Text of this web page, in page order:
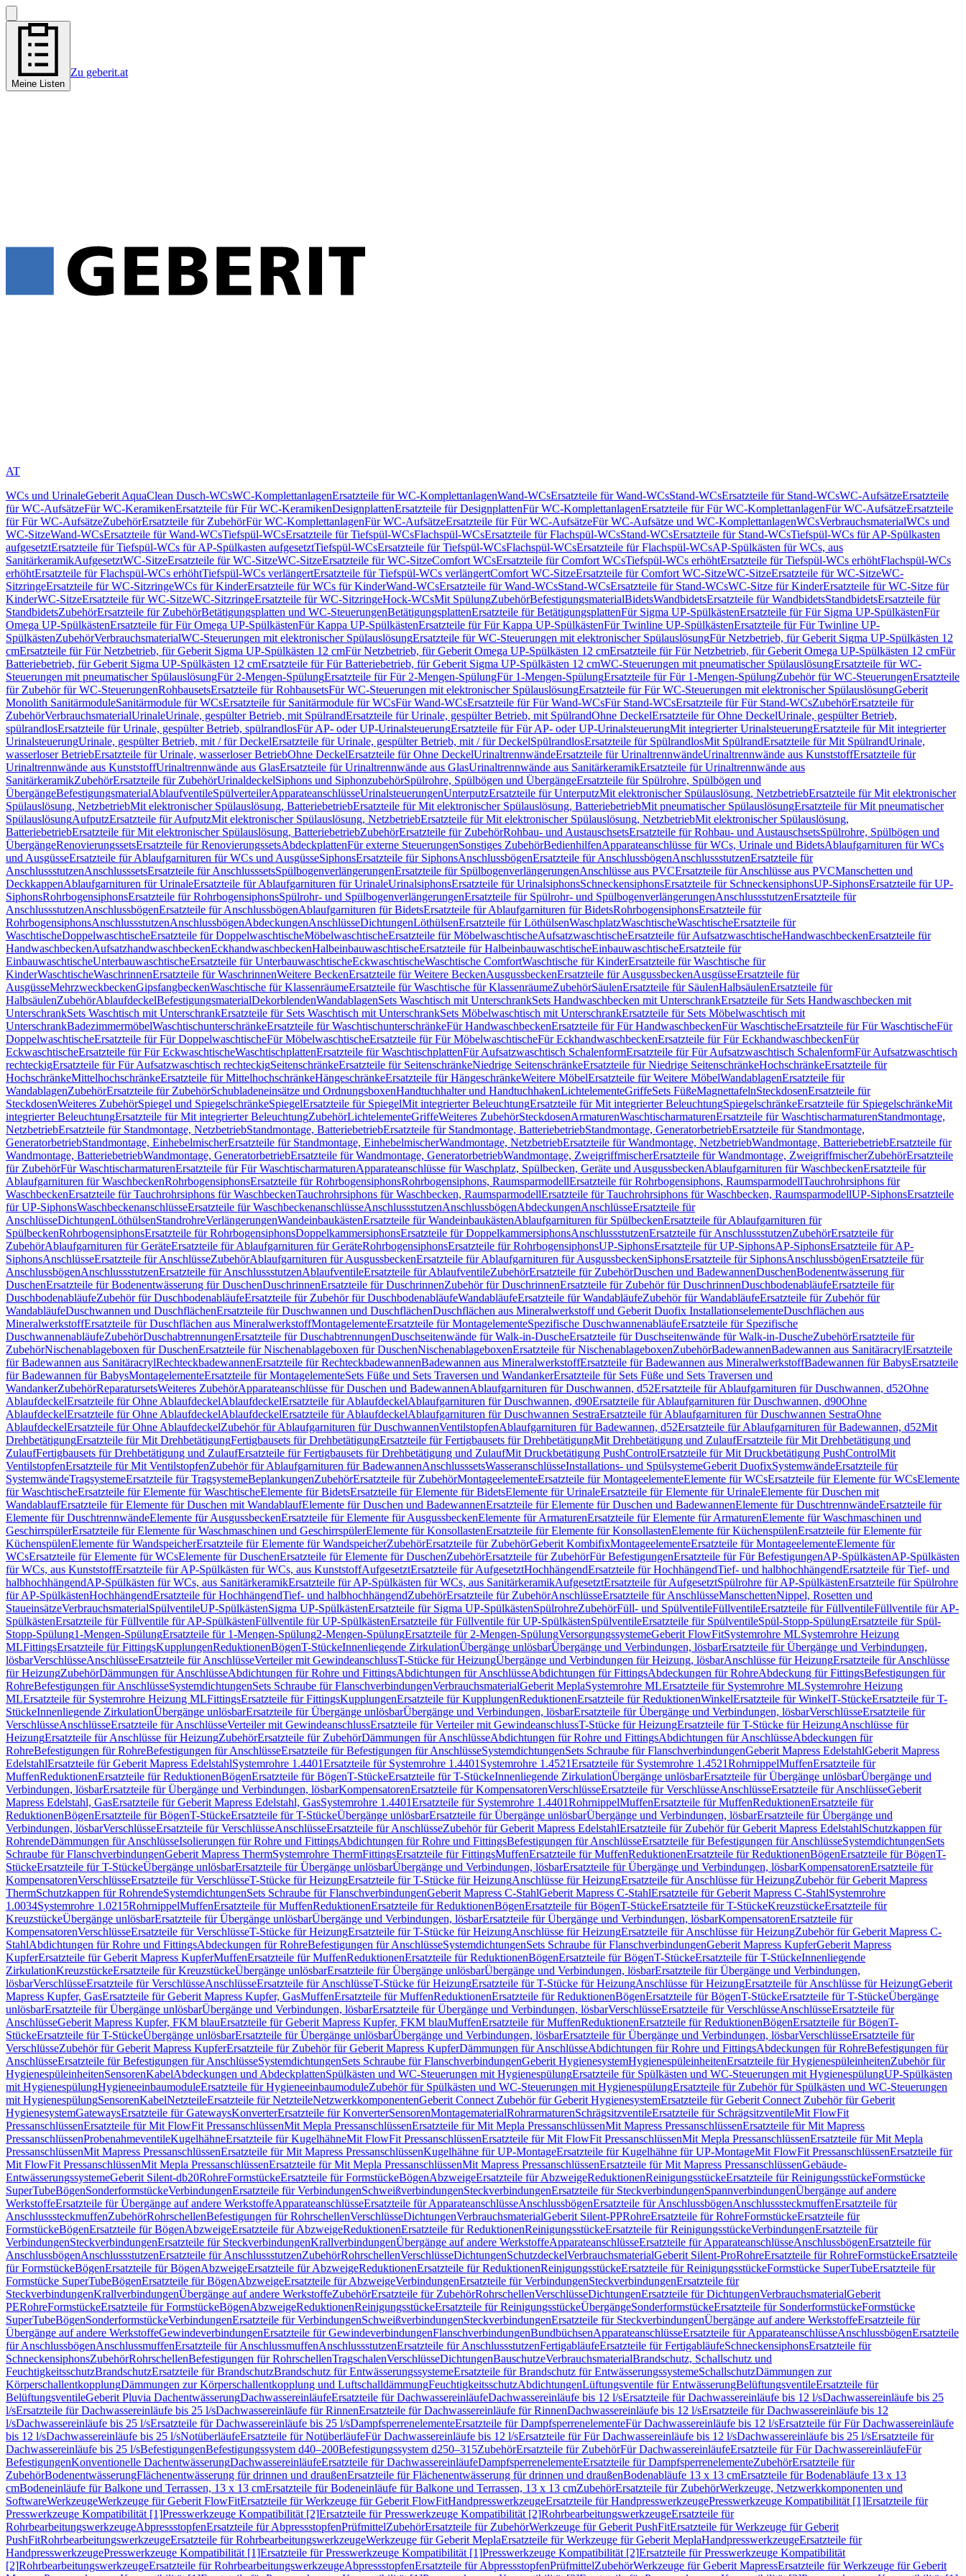
Meine Listen
Zu geberit.at
AT
WCs und UrinaleGeberit AquaClean Dusch-WCsWC-KomplettanlagenErsatzteile für WC-KomplettanlagenWand-WCsErsatzteile für Wand-WCsStand-WCsErsatzteile für Stand-WCsWC-AufsätzeErsatzteile
für WC-AufsätzeFür WC-KeramikenErsatzteile für Für WC-KeramikenDesignplattenErsatzteile für DesignplattenFür WC-KomplettanlagenErsatzteile für Für WC-KomplettanlagenFür WC-AufsätzeErsatzteile
für Für WC-AufsätzeZubehörErsatzteile für ZubehörFür WC-KomplettanlagenFür WC-AufsätzeErsatzteile für Für WC-AufsätzeFür WC-Aufsätze und WC-KomplettanlagenWCsVerbrauchsmaterialWCs und
WC-SitzeWand-WCsErsatzteile für Wand-WCsTiefspül-WCsErsatzteile für Tiefspül-WCsFlachspül-WCsErsatzteile für Flachspül-WCsStand-WCsErsatzteile für Stand-WCsTiefspül-WCs für AP-Spülkasten
aufgesetztErsatzteile für Tiefspül-WCs für AP-Spülkasten aufgesetztTiefspül-WCsErsatzteile für Tiefspül-WCsFlachspül-WCsErsatzteile für Flachspül-WCsAP-Spülkästen für WCs, aus
SanitärkeramikAufgesetztWC-SitzeErsatzteile für WC-SitzeWC-SitzeErsatzteile für WC-SitzeComfort WCsErsatzteile für Comfort WCsTiefspül-WCs erhöhtErsatzteile für Tiefspül-WCs erhöhtFlachspül-WCs
erhöhtErsatzteile für Flachspül-WCs erhöhtTiefspül-WCs verlängertErsatzteile für Tiefspül-WCs verlängertComfort WC-SitzeErsatzteile für Comfort WC-SitzeWC-SitzeErsatzteile für WC-SitzeWC-
SitzringeErsatzteile für WC-SitzringeWCs für KinderErsatzteile für WCs für KinderWand-WCsErsatzteile für Wand-WCsStand-WCsErsatzteile für Stand-WCsWC-Sitze für KinderErsatzteile für WC-Sitze für
KinderWC-SitzeErsatzteile für WC-SitzeWC-SitzringeErsatzteile für WC-SitzringeHock-WCsMit SpülungZubehörBefestigungsmaterialBidetsWandbidetsErsatzteile für WandbidetsStandbidetsErsatzteile für
StandbidetsZubehörErsatzteile für ZubehörBetätigungsplatten und WC-SteuerungenBetätigungsplattenErsatzteile für BetätigungsplattenFür Sigma UP-SpülkästenErsatzteile für Für Sigma UP-SpülkästenFür
Omega UP-SpülkästenErsatzteile für Für Omega UP-SpülkästenFür Kappa UP-SpülkästenErsatzteile für Für Kappa UP-SpülkästenFür Twinline UP-SpülkästenErsatzteile für Für Twinline UP-
SpülkästenZubehörVerbrauchsmaterialWC-Steuerungen mit elektronischer SpülauslösungErsatzteile für WC-Steuerungen mit elektronischer SpülauslösungFür Netzbetrieb, für Geberit Sigma UP-Spülkästen 12
cmErsatzteile für Für Netzbetrieb, für Geberit Sigma UP-Spülkästen 12 cmFür Netzbetrieb, für Geberit Omega UP-Spülkästen 12 cmErsatzteile für Für Netzbetrieb, für Geberit Omega UP-Spülkästen 12 cmFür
Batteriebetrieb, für Geberit Sigma UP-Spülkästen 12 cmErsatzteile für Für Batteriebetrieb, für Geberit Sigma UP-Spülkästen 12 cmWC-Steuerungen mit pneumatischer SpülauslösungErsatzteile für WC-
Steuerungen mit pneumatischer SpülauslösungFür 2-Mengen-SpülungErsatzteile für Für 2-Mengen-SpülungFür 1-Mengen-SpülungErsatzteile für Für 1-Mengen-SpülungZubehör für WC-SteuerungenErsatzteile
für Zubehör für WC-SteuerungenRohbausetsErsatzteile für RohbausetsFür WC-Steuerungen mit elektronischer SpülauslösungErsatzteile für Für WC-Steuerungen mit elektronischer SpülauslösungGeberit
Monolith SanitärmoduleSanitärmodule für WCsErsatzteile für Sanitärmodule für WCsFür Wand-WCsErsatzteile für Für Wand-WCsFür Stand-WCsErsatzteile für Für Stand-WCsZubehörErsatzteile für
ZubehörVerbrauchsmaterialUrinaleUrinale, gespülter Betrieb, mit SpülrandErsatzteile für Urinale, gespülter Betrieb, mit SpülrandOhne DeckelErsatzteile für Ohne DeckelUrinale, gespülter Betrieb,
spülrandlosErsatzteile für Urinale, gespülter Betrieb, spülrandlosFür AP- oder UP-UrinalsteuerungErsatzteile für Für AP- oder UP-UrinalsteuerungMit integrierter UrinalsteuerungErsatzteile für Mit integrierter
UrinalsteuerungUrinale, gespülter Betrieb, mit / für DeckelErsatzteile für Urinale, gespülter Betrieb, mit / für DeckelSpülrandlosErsatzteile für SpülrandlosMit SpülrandErsatzteile für Mit SpülrandUrinale,
wasserloser BetriebErsatzteile für Urinale, wasserloser BetriebOhne DeckelErsatzteile für Ohne DeckelUrinaltrennwändeErsatzteile für UrinaltrennwändeUrinaltrennwände aus KunststoffErsatzteile für
Urinaltrennwände aus KunststoffUrinaltrennwände aus GlasErsatzteile für Urinaltrennwände aus GlasUrinaltrennwände aus SanitärkeramikErsatzteile für Urinaltrennwände aus
SanitärkeramikZubehörErsatzteile für ZubehörUrinaldeckelSiphons und SiphonzubehörSpülrohre, Spülbögen und ÜbergängeErsatzteile für Spülrohre, Spülbögen und
ÜbergängeBefestigungsmaterialAblaufventileSpülverteilerApparateanschlüsseUrinalsteuerungenUnterputzErsatzteile für UnterputzMit elektronischer Spülauslösung, NetzbetriebErsatzteile für Mit elektronischer
Spülauslösung, NetzbetriebMit elektronischer Spülauslösung, BatteriebetriebErsatzteile für Mit elektronischer Spülauslösung, BatteriebetriebMit pneumatischer SpülauslösungErsatzteile für Mit pneumatischer
SpülauslösungAufputzErsatzteile für AufputzMit elektronischer Spülauslösung, NetzbetriebErsatzteile für Mit elektronischer Spülauslösung, NetzbetriebMit elektronischer Spülauslösung,
BatteriebetriebErsatzteile für Mit elektronischer Spülauslösung, BatteriebetriebZubehörErsatzteile für ZubehörRohbau- und AustauschsetsErsatzteile für Rohbau- und AustauschsetsSpülrohre, Spülbögen und
ÜbergängeRenovierungssetsErsatzteile für RenovierungssetsAbdeckplattenFür externe SteuerungenSonstiges ZubehörBedienhilfenApparateanschlüsse für WCs, Urinale und BidetsAblaufgarnituren für WCs
und AusgüsseErsatzteile für Ablaufgarnituren für WCs und AusgüsseSiphonsErsatzteile für SiphonsAnschlussbögenErsatzteile für AnschlussbögenAnschlussstutzenErsatzteile für
AnschlussstutzenAnschlusssetsErsatzteile für AnschlusssetsSpülbogenverlängerungenErsatzteile für SpülbogenverlängerungenAnschlüsse aus PVCErsatzteile für Anschlüsse aus PVCManschetten und
DeckkappenAblaufgarnituren für UrinaleErsatzteile für Ablaufgarnituren für UrinaleUrinalsiphonsErsatzteile für UrinalsiphonsSchneckensiphonsErsatzteile für SchneckensiphonsUP-SiphonsErsatzteile für UP-
SiphonsRohrbogensiphonsErsatzteile für RohrbogensiphonsSpülrohr- und SpülbogenverlängerungenErsatzteile für Spülrohr- und SpülbogenverlängerungenAnschlussstutzenErsatzteile für
AnschlussstutzenAnschlussbögenErsatzteile für AnschlussbögenAblaufgarnituren für BidetsErsatzteile für Ablaufgarnituren für BidetsRohrbogensiphonsErsatzteile für
RohrbogensiphonsAnschlussstutzenAnschlussbögenAbdeckungenAnschlüsseDichtungenLöthülsenErsatzteile für LöthülsenWaschplatzWaschtischeWaschtischeErsatzteile für
WaschtischeDoppelwaschtischeErsatzteile für DoppelwaschtischeMöbelwaschtischeErsatzteile für MöbelwaschtischeAufsatzwaschtischeErsatzteile für AufsatzwaschtischeHandwaschbeckenErsatzteile für
HandwaschbeckenAufsatzhandwaschbeckenEckhandwaschbeckenHalbeinbauwaschtischeErsatzteile für HalbeinbauwaschtischeEinbauwaschtischeErsatzteile für
EinbauwaschtischeUnterbauwaschtischeErsatzteile für UnterbauwaschtischeEckwaschtischeWaschtische ComfortWaschtische für KinderErsatzteile für Waschtische für
KinderWaschtischeWaschrinnenErsatzteile für WaschrinnenWeitere BeckenErsatzteile für Weitere BeckenAusgussbeckenErsatzteile für AusgussbeckenAusgüsseErsatzteile für
AusgüsseMehrzweckbeckenGipsfangbeckenWaschtische für KlassenräumeErsatzteile für Waschtische für KlassenräumeZubehörSäulenErsatzteile für SäulenHalbsäulenErsatzteile für
HalbsäulenZubehörAblaufdeckelBefestigungsmaterialDekorblendenWandablagenSets Waschtisch mit UnterschrankSets Handwaschbecken mit UnterschrankErsatzteile für Sets Handwaschbecken mit
UnterschrankSets Waschtisch mit UnterschrankErsatzteile für Sets Waschtisch mit UnterschrankSets Möbelwaschtisch mit UnterschrankErsatzteile für Sets Möbelwaschtisch mit
UnterschrankBadezimmermöbelWaschtischunterschränkeErsatzteile für WaschtischunterschränkeFür HandwaschbeckenErsatzteile für Für HandwaschbeckenFür WaschtischeErsatzteile für Für WaschtischeFür
DoppelwaschtischeErsatzteile für Für DoppelwaschtischeFür MöbelwaschtischeErsatzteile für Für MöbelwaschtischeFür EckhandwaschbeckenErsatzteile für Für EckhandwaschbeckenFür
EckwaschtischeErsatzteile für Für EckwaschtischeWaschtischplattenErsatzteile für WaschtischplattenFür Aufsatzwaschtisch SchalenformErsatzteile für Für Aufsatzwaschtisch SchalenformFür Aufsatzwaschtisch
rechteckigErsatzteile für Für Aufsatzwaschtisch rechteckigSeitenschränkeErsatzteile für SeitenschränkeNiedrige SeitenschränkeErsatzteile für Niedrige SeitenschränkeHochschränkeErsatzteile für
HochschränkeMittelhochschränkeErsatzteile für MittelhochschränkeHängeschränkeErsatzteile für HängeschränkeWeitere MöbelErsatzteile für Weitere MöbelWandablagenErsatzteile für
WandablagenZubehörErsatzteile für ZubehörSchubladeneinsätze und OrdnungsboxenHandtuchhalter und HandtuchhakenLichtelementeGriffeSets FüßeMagnettafelnSteckdosenErsatzteile für
SteckdosenWeiteres ZubehörSpiegel und SpiegelschränkeSpiegelErsatzteile für SpiegelMit integrierter BeleuchtungErsatzteile für Mit integrierter BeleuchtungSpiegelschränkeErsatzteile für SpiegelschränkeMit
integrierter BeleuchtungErsatzteile für Mit integrierter BeleuchtungZubehörLichtelementeGriffeWeiteres ZubehörSteckdosenArmaturenWaschtischarmaturenErsatzteile für WaschtischarmaturenStandmontage,
NetzbetriebErsatzteile für Standmontage, NetzbetriebStandmontage, BatteriebetriebErsatzteile für Standmontage, BatteriebetriebStandmontage, GeneratorbetriebErsatzteile für Standmontage,
GeneratorbetriebStandmontage, EinhebelmischerErsatzteile für Standmontage, EinhebelmischerWandmontage, NetzbetriebErsatzteile für Wandmontage, NetzbetriebWandmontage, BatteriebetriebErsatzteile für
Wandmontage, BatteriebetriebWandmontage, GeneratorbetriebErsatzteile für Wandmontage, GeneratorbetriebWandmontage, ZweigriffmischerErsatzteile für Wandmontage, ZweigriffmischerZubehörErsatzteile
für ZubehörFür WaschtischarmaturenErsatzteile für Für WaschtischarmaturenApparateanschlüsse für Waschplatz, Spülbecken, Geräte und AusgussbeckenAblaufgarnituren für WaschbeckenErsatzteile für
Ablaufgarnituren für WaschbeckenRohrbogensiphonsErsatzteile für RohrbogensiphonsRohrbogensiphons, RaumsparmodellErsatzteile für Rohrbogensiphons, RaumsparmodellTauchrohrsiphons für
WaschbeckenErsatzteile für Tauchrohrsiphons für WaschbeckenTauchrohrsiphons für Waschbecken, RaumsparmodellErsatzteile für Tauchrohrsiphons für Waschbecken, RaumsparmodellUP-SiphonsErsatzteile
für UP-SiphonsWaschbeckenanschlüsseErsatzteile für WaschbeckenanschlüsseAnschlussstutzenAnschlussbögenAbdeckungenAnschlüsseErsatzteile für
AnschlüsseDichtungenLöthülsenStandrohreVerlängerungenWandeinbaukästenErsatzteile für WandeinbaukästenAblaufgarnituren für SpülbeckenErsatzteile für Ablaufgarnituren für
SpülbeckenRohrbogensiphonsErsatzteile für RohrbogensiphonsDoppelkammersiphonsErsatzteile für DoppelkammersiphonsAnschlussstutzenErsatzteile für AnschlussstutzenZubehörErsatzteile für
ZubehörAblaufgarnituren für GeräteErsatzteile für Ablaufgarnituren für GeräteRohrbogensiphonsErsatzteile für RohrbogensiphonsUP-SiphonsErsatzteile für UP-SiphonsAP-SiphonsErsatzteile für AP-
SiphonsAnschlüsseErsatzteile für AnschlüsseZubehörAblaufgarnituren für AusgussbeckenErsatzteile für Ablaufgarnituren für AusgussbeckenSiphonsErsatzteile für SiphonsAnschlussbögenErsatzteile für
AnschlussbögenAnschlussstutzenErsatzteile für AnschlussstutzenAblaufventileErsatzteile für AblaufventileZubehörErsatzteile für ZubehörDuschen und BadewannenDuschenBodenentwässerung für
DuschenErsatzteile für Bodenentwässerung für DuschenDuschrinnenErsatzteile für DuschrinnenZubehör für DuschrinnenErsatzteile für Zubehör für DuschrinnenDuschbodenabläufeErsatzteile für
DuschbodenabläufeZubehör für DuschbodenabläufeErsatzteile für Zubehör für DuschbodenabläufeWandabläufeErsatzteile für WandabläufeZubehör für WandabläufeErsatzteile für Zubehör für
WandabläufeDuschwannen und DuschflächenErsatzteile für Duschwannen und DuschflächenDuschflächen aus Mineralwerkstoff und Geberit Duofix InstallationselementeDuschflächen aus
MineralwerkstoffErsatzteile für Duschflächen aus MineralwerkstoffMontagelementeErsatzteile für MontagelementeSpezifische DuschwannenabläufeErsatzteile für Spezifische
DuschwannenabläufeZubehörDuschabtrennungenErsatzteile für DuschabtrennungenDuschseitenwände für Walk-in-DuscheErsatzteile für Duschseitenwände für Walk-in-DuscheZubehörErsatzteile für
ZubehörNischenablageboxen für DuschenErsatzteile für Nischenablageboxen für DuschenNischenablageboxenErsatzteile für NischenablageboxenZubehörBadewannenBadewannen aus SanitäracrylErsatzteile
für Badewannen aus SanitäracrylRechteckbadewannenErsatzteile für RechteckbadewannenBadewannen aus MineralwerkstoffErsatzteile für Badewannen aus MineralwerkstoffBadewannen für BabysErsatzteile
für Badewannen für BabysMontagelementeErsatzteile für MontagelementeSets Füße und Sets Traversen und WandankerErsatzteile für Sets Füße und Sets Traversen und
WandankerZubehörReparatursetsWeiteres ZubehörApparateanschlüsse für Duschen und BadewannenAblaufgarnituren für Duschwannen, d52Ersatzteile für Ablaufgarnituren für Duschwannen, d52Ohne
AblaufdeckelErsatzteile für Ohne AblaufdeckelAblaufdeckelErsatzteile für AblaufdeckelAblaufgarnituren für Duschwannen, d90Ersatzteile für Ablaufgarnituren für Duschwannen, d90Ohne
AblaufdeckelErsatzteile für Ohne AblaufdeckelAblaufdeckelErsatzteile für AblaufdeckelAblaufgarnituren für Duschwannen SestraErsatzteile für Ablaufgarnituren für Duschwannen SestraOhne
AblaufdeckelErsatzteile für Ohne AblaufdeckelZubehör für Ablaufgarnituren für DuschwannenVentilstopfenAblaufgarnituren für Badewannen, d52Ersatzteile für Ablaufgarnituren für Badewannen, d52Mit
DrehbetätigungErsatzteile für Mit DrehbetätigungFertigbausets für DrehbetätigungErsatzteile für Fertigbausets für DrehbetätigungMit Drehbetätigung und ZulaufErsatzteile für Mit Drehbetätigung und
ZulaufFertigbausets für Drehbetätigung und ZulaufErsatzteile für Fertigbausets für Drehbetätigung und ZulaufMit Druckbetätigung PushControlErsatzteile für Mit Druckbetätigung PushControlMit
VentilstopfenErsatzteile für Mit VentilstopfenZubehör für Ablaufgarnituren für BadewannenAnschlusssetsWasseranschlüsseInstallations- und SpülsystemeGeberit DuofixSystemwändeErsatzteile für
SystemwändeTragsystemeErsatzteile für TragsystemeBeplankungenZubehörErsatzteile für ZubehörMontageelementeErsatzteile für MontageelementeElemente für WCsErsatzteile für Elemente für WCsElemente
für WaschtischeErsatzteile für Elemente für WaschtischeElemente für BidetsErsatzteile für Elemente für BidetsElemente für UrinaleErsatzteile für Elemente für UrinaleElemente für Duschen mit
WandablaufErsatzteile für Elemente für Duschen mit WandablaufElemente für Duschen und BadewannenErsatzteile für Elemente für Duschen und BadewannenElemente für DuschtrennwändeErsatzteile für
Elemente für DuschtrennwändeElemente für AusgussbeckenErsatzteile für Elemente für AusgussbeckenElemente für ArmaturenErsatzteile für Elemente für ArmaturenElemente für Waschmaschinen und
GeschirrspülerErsatzteile für Elemente für Waschmaschinen und GeschirrspülerElemente für KonsollastenErsatzteile für Elemente für KonsollastenElemente für KüchenspülenErsatzteile für Elemente für
KüchenspülenElemente für WandspeicherErsatzteile für Elemente für WandspeicherZubehörErsatzteile für ZubehörGeberit KombifixMontageelementeErsatzteile für MontageelementeElemente für
WCsErsatzteile für Elemente für WCsElemente für DuschenErsatzteile für Elemente für DuschenZubehörErsatzteile für ZubehörFür BefestigungenErsatzteile für Für BefestigungenAP-SpülkästenAP-Spülkästen
für WCs, aus KunststoffErsatzteile für AP-Spülkästen für WCs, aus KunststoffAufgesetztErsatzteile für AufgesetztHochhängendErsatzteile für HochhängendTief- und halbhochhängendErsatzteile für Tief- und
halbhochhängendAP-Spülkästen für WCs, aus SanitärkeramikErsatzteile für AP-Spülkästen für WCs, aus SanitärkeramikAufgesetztErsatzteile für AufgesetztSpülrohre für AP-SpülkästenErsatzteile für Spülrohre
für AP-SpülkästenHochhängendErsatzteile für HochhängendTief- und halbhochhängendZubehörErsatzteile für ZubehörAnschlüsseErsatzteile für AnschlüsseManschettenNippel, Rosetten und
StaueinsätzeVerbrauchsmaterialSpülventileUP-SpülkästenSigma UP-SpülkästenErsatzteile für Sigma UP-SpülkästenSpülrohreZubehörFüll- und SpülventileFüllventileErsatzteile für FüllventileFüllventile für AP-
SpülkästenErsatzteile für Füllventile für AP-SpülkästenFüllventile für UP-SpülkästenErsatzteile für Füllventile für UP-SpülkästenSpülventileErsatzteile für SpülventileSpül-Stopp-SpülungErsatzteile für Spül-
Stopp-Spülung1-Mengen-SpülungErsatzteile für 1-Mengen-Spülung2-Mengen-SpülungErsatzteile für 2-Mengen-SpülungVersorgungssystemeGeberit FlowFitSystemrohre MLSystemrohre Heizung
MLFittingsErsatzteile für FittingsKupplungenReduktionenBögenT-StückeInnenliegende ZirkulationÜbergänge unlösbarÜbergänge und Verbindungen, lösbarErsatzteile für Übergänge und Verbindungen,
lösbarVerschlüsseAnschlüsseErsatzteile für AnschlüsseVerteiler mit GewindeanschlussT-Stücke für HeizungÜbergänge und Verbindungen für Heizung, lösbarAnschlüsse für HeizungErsatzteile für Anschlüsse
für HeizungZubehörDämmungen für AnschlüsseAbdichtungen für Rohre und FittingsAbdichtungen für AnschlüsseAbdichtungen für FittingsAbdeckungen für RohreAbdeckung für FittingsBefestigungen für
RohreBefestigungen für AnschlüsseSystemdichtungenSets Schraube für FlanschverbindungenVerbrauchsmaterialGeberit MeplaSystemrohre MLErsatzteile für Systemrohre MLSystemrohre Heizung
MLErsatzteile für Systemrohre Heizung MLFittingsErsatzteile für FittingsKupplungenErsatzteile für KupplungenReduktionenErsatzteile für ReduktionenWinkelErsatzteile für WinkelT-StückeErsatzteile für T-
StückeInnenliegende ZirkulationÜbergänge unlösbarErsatzteile für Übergänge unlösbarÜbergänge und Verbindungen, lösbarErsatzteile für Übergänge und Verbindungen, lösbarVerschlüsseErsatzteile für
VerschlüsseAnschlüsseErsatzteile für AnschlüsseVerteiler mit GewindeanschlussErsatzteile für Verteiler mit GewindeanschlussT-Stücke für HeizungErsatzteile für T-Stücke für HeizungAnschlüsse für
HeizungErsatzteile für Anschlüsse für HeizungZubehörErsatzteile für ZubehörDämmungen für AnschlüsseAbdichtungen für Rohre und FittingsAbdichtungen für AnschlüsseAbdeckungen für
RohreBefestigungen für RohreBefestigungen für AnschlüsseErsatzteile für Befestigungen für AnschlüsseSystemdichtungenSets Schraube für FlanschverbindungenGeberit Mapress EdelstahlGeberit Mapress
EdelstahlErsatzteile für Geberit Mapress EdelstahlSystemrohre 1.4401Ersatzteile für Systemrohre 1.4401 Systemrohre 1.4521Ersatzteile für Systemrohre 1.4521RohrnippelMuffenErsatzteile für
MuffenReduktionenErsatzteile für ReduktionenBögenErsatzteile für BögenT-StückeErsatzteile für T-StückeInnenliegende ZirkulationÜbergänge unlösbarErsatzteile für Übergänge unlösbarÜbergänge und
Verbindungen, lösbarErsatzteile für Übergänge und Verbindungen, lösbarKompensatorenErsatzteile für KompensatorenVerschlüsseErsatzteile für VerschlüsseAnschlüsseErsatzteile für AnschlüsseGeberit
Mapress Edelstahl, GasErsatzteile für Geberit Mapress Edelstahl, GasSystemrohre 1.4401Ersatzteile für Systemrohre 1.4401RohrnippelMuffenErsatzteile für MuffenReduktionenErsatzteile für
ReduktionenBögenErsatzteile für BögenT-StückeErsatzteile für T-StückeÜbergänge unlösbarErsatzteile für Übergänge unlösbarÜbergänge und Verbindungen, lösbarErsatzteile für Übergänge und
Verbindungen, lösbarVerschlüsseErsatzteile für VerschlüsseAnschlüsseErsatzteile für AnschlüsseZubehör für Geberit Mapress EdelstahlErsatzteile für Zubehör für Geberit Mapress EdelstahlSchutzkappen für
RohrendeDämmungen für AnschlüsseIsolierungen für Rohre und FittingsAbdichtungen für Rohre und FittingsBefestigungen für AnschlüsseErsatzteile für Befestigungen für AnschlüsseSystemdichtungenSets
Schraube für FlanschverbindungenGeberit Mapress ThermSystemrohre ThermFittingsErsatzteile für FittingsMuffenErsatzteile für MuffenReduktionenErsatzteile für ReduktionenBögenErsatzteile für BögenT-
StückeErsatzteile für T-StückeÜbergänge unlösbarErsatzteile für Übergänge unlösbarÜbergänge und Verbindungen, lösbarErsatzteile für Übergänge und Verbindungen, lösbarKompensatorenErsatzteile für
KompensatorenVerschlüsseErsatzteile für VerschlüsseT-Stücke für HeizungErsatzteile für T-Stücke für HeizungAnschlüsse für HeizungErsatzteile für Anschlüsse für HeizungZubehör für Geberit Mapress
ThermSchutzkappen für RohrendeSystemdichtungenSets Schraube für FlanschverbindungenGeberit Mapress C-StahlGeberit Mapress C-StahlErsatzteile für Geberit Mapress C-StahlSystemrohre
1.0034Systemrohre 1.0215RohrnippelMuffenErsatzteile für MuffenReduktionenErsatzteile für ReduktionenBögenErsatzteile für BögenT-StückeErsatzteile für T-StückeKreuzstückeErsatzteile für
KreuzstückeÜbergänge unlösbarErsatzteile für Übergänge unlösbarÜbergänge und Verbindungen, lösbarErsatzteile für Übergänge und Verbindungen, lösbarKompensatorenErsatzteile für
KompensatorenVerschlüsseErsatzteile für VerschlüsseT-Stücke für HeizungErsatzteile für T-Stücke für HeizungAnschlüsse für HeizungErsatzteile für Anschlüsse für HeizungZubehör für Geberit Mapress C-
StahlAbdichtungen für Rohre und FittingsAbdeckungen für RohreBefestigungen für AnschlüsseSystemdichtungenSets Schraube für FlanschverbindungenGeberit Mapress KupferGeberit Mapress
KupferErsatzteile für Geberit Mapress KupferMuffenErsatzteile für MuffenReduktionenErsatzteile für ReduktionenBögenErsatzteile für BögenT-StückeErsatzteile für T-StückeInnenliegende
ZirkulationKreuzstückeErsatzteile für KreuzstückeÜbergänge unlösbarErsatzteile für Übergänge unlösbarÜbergänge und Verbindungen, lösbarErsatzteile für Übergänge und Verbindungen,
lösbarVerschlüsseErsatzteile für VerschlüsseAnschlüsseErsatzteile für AnschlüsseT-Stücke für HeizungErsatzteile für T-Stücke für HeizungAnschlüsse für HeizungErsatzteile für Anschlüsse für HeizungGeberit
Mapress Kupfer, GasErsatzteile für Geberit Mapress Kupfer, GasMuffenErsatzteile für MuffenReduktionenErsatzteile für ReduktionenBögenErsatzteile für BögenT-StückeErsatzteile für T-StückeÜbergänge
unlösbarErsatzteile für Übergänge unlösbarÜbergänge und Verbindungen, lösbarErsatzteile für Übergänge und Verbindungen, lösbarVerschlüsseErsatzteile für VerschlüsseAnschlüsseErsatzteile für
AnschlüsseGeberit Mapress Kupfer, FKM blauErsatzteile für Geberit Mapress Kupfer, FKM blauMuffenErsatzteile für MuffenReduktionenErsatzteile für ReduktionenBögenErsatzteile für BögenT-
StückeErsatzteile für T-StückeÜbergänge unlösbarErsatzteile für Übergänge unlösbarÜbergänge und Verbindungen, lösbarErsatzteile für Übergänge und Verbindungen, lösbarVerschlüsseErsatzteile für
VerschlüsseZubehör für Geberit Mapress KupferErsatzteile für Zubehör für Geberit Mapress KupferDämmungen für AnschlüsseAbdichtungen für Rohre und FittingsAbdeckungen für RohreBefestigungen für
AnschlüsseErsatzteile für Befestigungen für AnschlüsseSystemdichtungenSets Schraube für FlanschverbindungenGeberit HygienesystemHygienespüleinheitenErsatzteile für HygienespüleinheitenZubehör für
HygienespüleinheitenSensorenKabelAbdeckungen und AbdeckplattenSpülkästen und WC-Steuerungen mit HygienespülungErsatzteile für Spülkästen und WC-Steuerungen mit HygienespülungUP-Spülkästen
mit HygienespülungHygieneeinbaumoduleErsatzteile für HygieneeinbaumoduleZubehör für Spülkästen und WC-Steuerungen mit HygienespülungErsatzteile für Zubehör für Spülkästen und WC-Steuerungen
mit HygienespülungSensorenKabelNetzteileErsatzteile für NetzteileNetzwerkkomponentenGeberit Connect Zubehör für Geberit HygienesystemErsatzteile für Geberit Connect Zubehör für Geberit
HygienesystemGatewaysErsatzteile für GatewaysKonverterErsatzteile für KonverterSensorenMontagematerialRohrarmaturenSchrägsitzventileErsatzteile für SchrägsitzventileMit FlowFit
PressanschlüssenErsatzteile für Mit FlowFit PressanschlüssenMit Mepla PressanschlüssenErsatzteile für Mit Mepla PressanschlüssenMit Mapress PressanschlüssenErsatzteile für Mit Mapress
PressanschlüssenProbenahmeventileKugelhähneErsatzteile für KugelhähneMit FlowFit PressanschlüssenErsatzteile für Mit FlowFit PressanschlüssenMit Mepla PressanschlüssenErsatzteile für Mit Mepla
PressanschlüssenMit Mapress PressanschlüssenErsatzteile für Mit Mapress PressanschlüssenKugelhähne für UP-MontageErsatzteile für Kugelhähne für UP-MontageMit FlowFit PressanschlüssenErsatzteile für
Mit FlowFit PressanschlüssenMit Mepla PressanschlüssenErsatzteile für Mit Mepla PressanschlüssenMit Mapress PressanschlüssenErsatzteile für Mit Mapress PressanschlüssenGebäude-
EntwässerungssystemeGeberit Silent-db20RohreFormstückeErsatzteile für FormstückeBögenAbzweigeErsatzteile für AbzweigeReduktionenReinigungsstückeErsatzteile für ReinigungsstückeFormstücke
SuperTubeBögenSonderformstückeVerbindungenErsatzteile für VerbindungenSchweißverbindungenSteckverbindungenErsatzteile für SteckverbindungenSpannverbindungenÜbergänge auf andere
WerkstoffeErsatzteile für Übergänge auf andere WerkstoffeApparateanschlüsseErsatzteile für ApparateanschlüsseAnschlussbögenErsatzteile für AnschlussbögenAnschlusssteckmuffenErsatzteile für
AnschlusssteckmuffenZubehörRohrschellenBefestigungen für RohrschellenVerschlüsseDichtungenVerbrauchsmaterialGeberit Silent-PPRohreErsatzteile für RohreFormstückeErsatzteile für
FormstückeBögenErsatzteile für BögenAbzweigeErsatzteile für AbzweigeReduktionenErsatzteile für ReduktionenReinigungsstückeErsatzteile für ReinigungsstückeVerbindungenErsatzteile für
VerbindungenSteckverbindungenErsatzteile für SteckverbindungenKrallverbindungenÜbergänge auf andere WerkstoffeApparateanschlüsseErsatzteile für ApparateanschlüsseAnschlussbögenErsatzteile für
AnschlussbögenAnschlussstutzenErsatzteile für AnschlussstutzenZubehörRohrschellenVerschlüsseDichtungenSchutzdeckelVerbrauchsmaterialGeberit Silent-ProRohreErsatzteile für RohreFormstückeErsatzteile
für FormstückeBögenErsatzteile für BögenAbzweigeErsatzteile für AbzweigeReduktionenErsatzteile für ReduktionenReinigungsstückeErsatzteile für ReinigungsstückeFormstücke SuperTubeErsatzteile für
Formstücke SuperTubeBögenErsatzteile für BögenAbzweigeErsatzteile für AbzweigeVerbindungenErsatzteile für VerbindungenSteckverbindungenErsatzteile für
SteckverbindungenKrallverbindungenÜbergänge auf andere WerkstoffeZubehörErsatzteile für ZubehörRohrschellenVerschlüsseDichtungenErsatzteile für DichtungenVerbrauchsmaterialGeberit
PERohreFormstückeErsatzteile für FormstückeBögenAbzweigeReduktionenReinigungsstückeErsatzteile für ReinigungsstückeÜbergängeSonderformstückeErsatzteile für SonderformstückeFormstücke
SuperTubeBögenSonderformstückeVerbindungenErsatzteile für VerbindungenSchweißverbindungenSteckverbindungenErsatzteile für SteckverbindungenÜbergänge auf andere WerkstoffeErsatzteile für
Übergänge auf andere WerkstoffeGewindeverbindungenErsatzteile für GewindeverbindungenFlanschverbindungenBundbüchsenApparateanschlüsseErsatzteile für ApparateanschlüsseAnschlussbögenErsatzteile
für AnschlussbögenAnschlussmuffenErsatzteile für AnschlussmuffenAnschlussstutzenErsatzteile für AnschlussstutzenFertigabläufeErsatzteile für FertigabläufeSchneckensiphonsErsatzteile für
SchneckensiphonsZubehörRohrschellenBefestigungen für RohrschellenTragschalenVerschlüsseDichtungenBauschutzeVerbrauchsmaterialBrandschutz, Schallschutz und
FeuchtigkeitsschutzBrandschutzErsatzteile für BrandschutzBrandschutz für EntwässerungssystemeErsatzteile für Brandschutz für EntwässerungssystemeSchallschutzDämmungen zur
KörperschallentkopplungDämmungen zur Körperschallentkopplung und LuftschalldämmungFeuchtigkeitsschutzAbdichtungenLüftungsventile für EntwässerungBelüftungsventileErsatzteile für
BelüftungsventileGeberit Pluvia DachentwässerungDachwassereinläufeErsatzteile für DachwassereinläufeDachwassereinläufe bis 12 l/sErsatzteile für Dachwassereinläufe bis 12 l/sDachwassereinläufe bis 25
l/sErsatzteile für Dachwassereinläufe bis 25 l/sDachwassereinläufe für RinnenErsatzteile für Dachwassereinläufe für RinnenDachwassereinläufe bis 12 l/sErsatzteile für Dachwassereinläufe bis 12
l/sDachwassereinläufe bis 25 l/sErsatzteile für Dachwassereinläufe bis 25 l/sDampfsperrenelementeErsatzteile für DampfsperrenelementeFür Dachwassereinläufe bis 12 l/sErsatzteile für Für Dachwassereinläufe
bis 12 l/sDachwassereinläufe bis 25 l/sNotüberläufeErsatzteile für NotüberläufeFür Dachwassereinläufe bis 12 l/sErsatzteile für Für Dachwassereinläufe bis 12 l/sDachwassereinläufe bis 25 l/sErsatzteile für
Dachwassereinläufe bis 25 l/sBefestigungenBefestigungssystem d40–200Befestigungssystem d250–315ZubehörErsatzteile für ZubehörFür DachwassereinläufeErsatzteile für Für DachwassereinläufeFür
BefestigungenKonventionelle DachentwässerungDachwassereinläufeErsatzteile für DachwassereinläufeDampfsperrenelementeErsatzteile für DampfsperrenelementeZubehörErsatzteile für
ZubehörBodenentwässerungFlächenentwässerung für drinnen und draußenErsatzteile für Flächenentwässerung für drinnen und draußenBodenabläufe 13 x 13 cmErsatzteile für Bodenabläufe 13 x 13
cmBodeneinläufe für Balkone und Terrassen, 13 x 13 cmErsatzteile für Bodeneinläufe für Balkone und Terrassen, 13 x 13 cmZubehörErsatzteile für ZubehörWerkzeuge, Netzwerkkomponenten und
SoftwareWerkzeugeWerkzeuge für Geberit FlowFitErsatzteile für Werkzeuge für Geberit FlowFitHandpresswerkzeugeErsatzteile für HandpresswerkzeugePresswerkzeuge Kompatibilität [1]Ersatzteile für
Presswerkzeuge Kompatibilität [1]Presswerkzeuge Kompatibilität [2]Ersatzteile für Presswerkzeuge Kompatibilität [2]RohrbearbeitungswerkzeugeErsatzteile für
RohrbearbeitungswerkzeugeAbpressstopfenErsatzteile für AbpressstopfenPrüfmittelZubehörErsatzteile für ZubehörWerkzeuge für Geberit PushFitErsatzteile für Werkzeuge für Geberit
PushFitRohrbearbeitungswerkzeugeErsatzteile für RohrbearbeitungswerkzeugeWerkzeuge für Geberit MeplaErsatzteile für Werkzeuge für Geberit MeplaHandpresswerkzeugeErsatzteile für
HandpresswerkzeugePresswerkzeuge Kompatibilität [1]Ersatzteile für Presswerkzeuge Kompatibilität [1]Presswerkzeuge Kompatibilität [2]Ersatzteile für Presswerkzeuge Kompatibilität
[2]RohrbearbeitungswerkzeugeErsatzteile für RohrbearbeitungswerkzeugeAbpressstopfenErsatzteile für AbpressstopfenPrüfmittelZubehörWerkzeuge für Geberit MapressErsatzteile für Werkzeuge für Geberit